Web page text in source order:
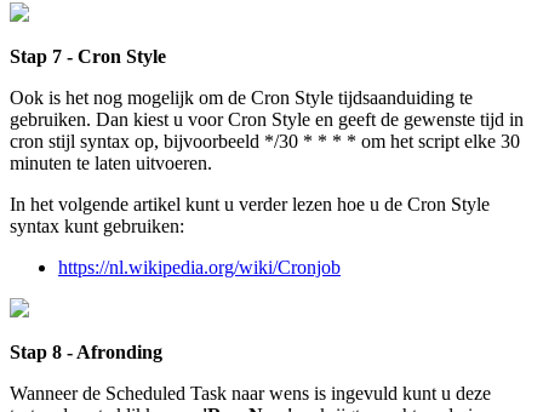
Stap 7 - Cron Style
Ook is het nog mogelijk om de Cron Style tijdsaanduiding te
gebruiken. Dan kiest u voor Cron Style en geeft de gewenste tijd in
cron stijl syntax op, bijvoorbeeld */30 * * * * om het script elke 30
minuten te laten uitvoeren.
In het volgende artikel kunt u verder lezen hoe u de Cron Style
syntax kunt gebruiken:
https://nl.wikipedia.org/wiki/Cronjob
Stap 8 - Afronding
Wanneer de Scheduled Task naar wens is ingevuld kunt u deze